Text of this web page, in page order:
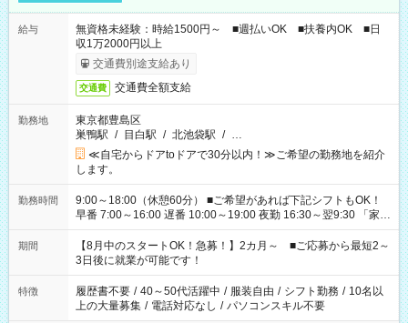
給与
無資格未経験：時給1500円～ ■週払いOK ■扶養内OK ■日
収1万2000円以上
交通費別途支給あり
交通費 交通費全額支給
勤務地
東京都豊島区
巣鴨駅 / 目白駅 / 北池袋駅 / …
≪自宅からドアtoドアで30分以内！≫ご希望の勤務地を紹介
します。
勤務時間
9:00～18:00（休憩60分） ■ご希望があれば下記シフトもOK！
早番 7:00～16:00 遅番 10:00～19:00 夜勤 16:30～翌9:30 「家族
と休みを合わせたい」 「余裕を持って夕飯の準備がしたい」
「できれば残業はしたくない」 など、ご希望を教えてください
ね。 ※Wワーク希望の方へ 今ご覧のお仕事で希望する勤務時間
と、もう1つのお仕事の勤務時間。 合計で週40時間を超える場
合は応募できません。
期間
【8月中のスタートOK！急募！】2カ月～ ■ご応募から最短2～
3日後に就業が可能です！
特徴 履歴書不要 / 40～50代活躍中 / 服装自由 / シフト勤務 / 10名以
上の大量募集 / 電話対応なし / パソコンスキル不要